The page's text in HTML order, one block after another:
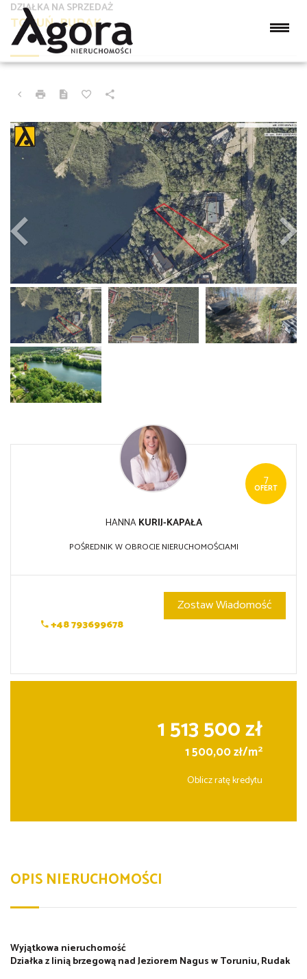
TORUŃ, RUDAK
DZIAŁKA NA SPRZEDAŻ
7
OFERT
HANNAKURIJ-KAPAŁA
POŚREDNIK W OBROCIE NIERUCHOMOŚCIAMI
+48 793699678
Zostaw Wiadomość
1 513 500 zł
1 500,00 zł/m2
Oblicz ratę kredytu
OPIS NIERUCHOMOŚCI
Wyjątkowa nieruchomość
Działka z linią brzegową nad Jeziorem Nagus w Toruniu, Rudak